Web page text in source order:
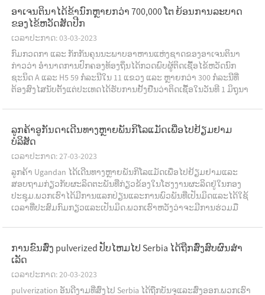
ອາ​ເຈນ​ຕິ​ນາ​ໄດ້​ຂ້າ​ນົກ​ຫຼາຍ​ກວ່າ 700,000 ໂຕ ຍ້ອນ​ການ​ລະ​ບາດ​
ຂອງ​ໄຂ້​ຫວັດ​ສັດ​ປີກ
ເວລາປະກາດ: 03-03-2023
ກົມກວດກາ ແລະ ກັກກັນຄຸນນະພາບອາຫານແຫ່ງຊາດຂອງອາເຈນຕິນາ
ກ່າວວ່າ ອຳນາດການປົກຄອງທ້ອງຖິ່ນໄດ້ກວດພົບຜູ້ຕິດເຊື້ອໄຂ້ຫວັດນົກ
ຊະນິດ A ແລະ H5 59 ກໍລະນີໃນ 11 ແຂວງ ແລະ ຫຼາຍກວ່າ 300 ກໍລະນີທີ່
ຕ້ອງສົງໄສນັບຕັ້ງແຕ່ປະເທດໄດ້ຮັບການຢັ້ງຢືນວ່າຕິດເຊື້ອໃນວັນທີ 1 ມິຖຸນາ
ລູກຄ້າອູກັນດາເດີນທາງຫຼາຍພັນກິໂລແມັດເພື່ອໄປຢ້ຽມຢາມ
ບໍລິສັດ
ເວລາປະກາດ: 27-03-2023
ລູກຄ້າ Ugandan ໄດ້ເດີນທາງຫຼາຍພັນກິໂລແມັດເພື່ອໄປຢ້ຽມຢາມແລະ
ສອບຖາມກ່ຽວກັບຜະລິດຕະພັນທີ່ກ່ຽວຂ້ອງໃນໂຮງງານຜະລິດຢູ່ໃນກອງ
ປະຊຸມ.ພວກ​ເຮົາ​ໄດ້​ມີ​ການ​ແລກ​ປ່ຽນ​ແລະ​ການ​ພົວ​ພັນ​ທີ່​ເປັນ​ມິດ​ແລະ​ໄດ້​ໃຊ້​
ເວ​ລາ​ທີ່​ປະ​ສົມ​ກົມ​ກຽວ​ແລະ​ເປັນ​ມິດ​.ພວກເຮົາຫວັງວ່າຈະມີການຮ່ວມມື
ການຂົນສົ່ງ pulverized ປັບໄຫມໄປ Serbia ໄດ້ຖືກສົ່ງສົບຜົນສໍາ
ເລັດ
ເວລາປະກາດ: 20-03-2023
pulverization ອັນດີງາມທີ່ສົ່ງໄປ Serbia ໄດ້ຖືກບັນຈຸແລະສົ່ງອອກ.ພວກເຮົາ